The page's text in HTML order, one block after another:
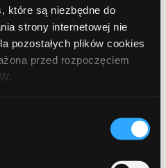
które są niezbędne do
strony internetowej nie
pozostałych plików cookies
przed rozpoczęciem
cookies. Więcej:
Polityka
świecie!
Machine, Take Control
Machine, Take Control